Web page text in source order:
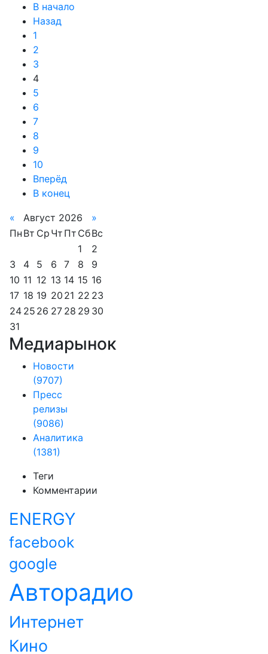
В начало
Назад
1
2
3
4
5
6
7
8
9
10
Вперёд
В конец
« Август 2026
»
Пн Вт Ср Чт Пт СбВс
1
2
3
4 5 6 7 8
9
10 11 12 13 14 15 16
17 18 19 20 21 22 23
24 25 26 27 28 29 30
31
Медиарынок
Новости
(9707)
Пресс
релизы
(9086)
Аналитика
(1381)
Теги
Комментарии
ENERGY
facebook
google
Авторадио
Интернет
Кино